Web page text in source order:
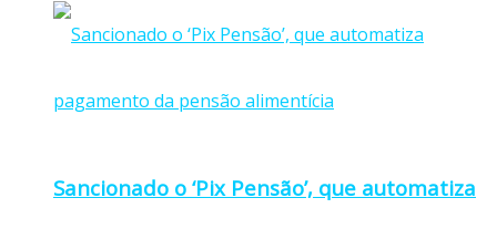
Sancionado o ‘Pix Pensão’, que automatiza